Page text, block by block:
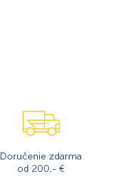
Doručenie zdarma
od 200,- €